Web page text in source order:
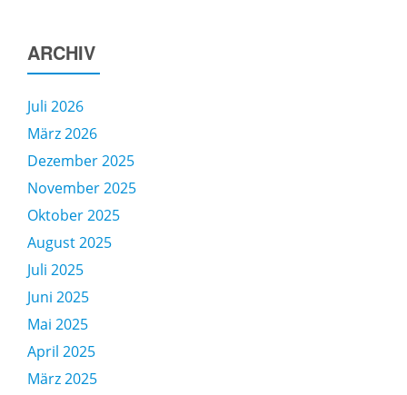
ARCHIV
Juli 2026
März 2026
Dezember 2025
November 2025
Oktober 2025
August 2025
Juli 2025
Juni 2025
Mai 2025
April 2025
März 2025